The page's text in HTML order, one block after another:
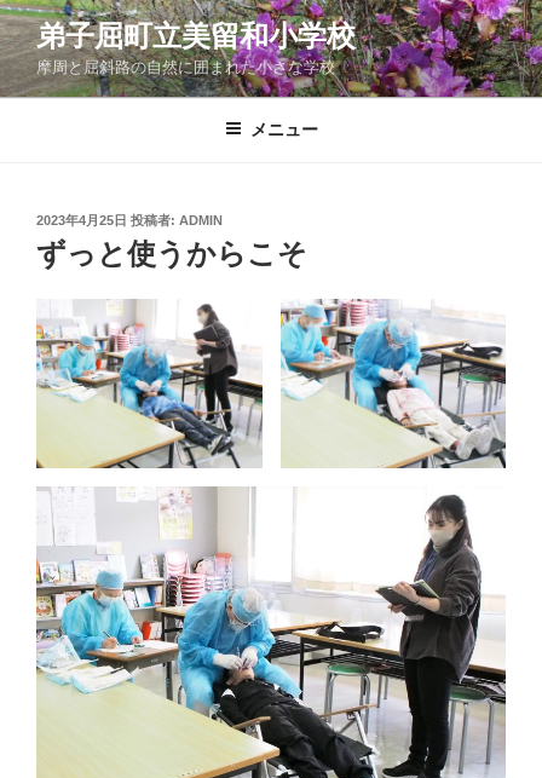
コ
ン
テ
ン
弟子屈町立美留和小学校
摩周と屈斜路の自然に囲まれた小さな学校
メニュー
投
日:
2023年4月25日 投稿者: ADMIN
ずっと使うからこそ